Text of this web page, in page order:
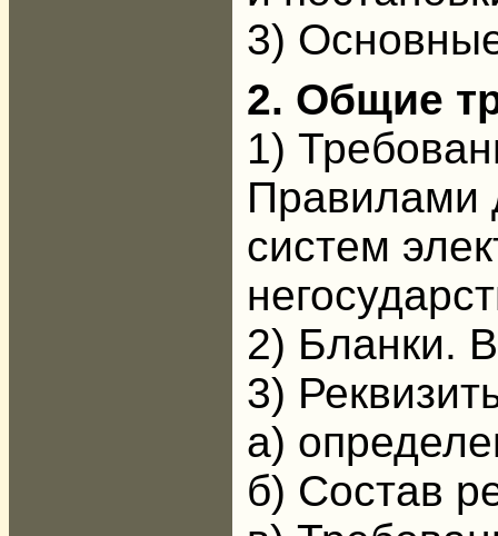
3)
2. Общие
1)
Правилами
систем
2) Бланки.
3)
а)
б) Состав